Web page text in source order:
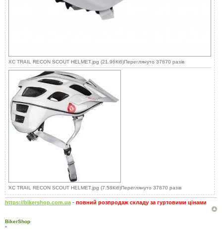
XC TRAIL RECON SCOUT HELMET.jpg (21.96Кіб)Переглянуто 37870 разів
XC TRAIL RECON SCOUT HELMET.jpg (7.58Кіб)Переглянуто 37870 разів
https://bikershop.com.ua - повний розпродаж складу за гуртовими цінами
BikerShop
*